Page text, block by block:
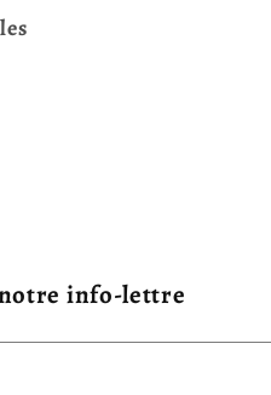
info-lettre